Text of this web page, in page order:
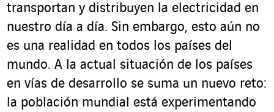
transportan y distribuyen la electricidad en
nuestro día a día. Sin embargo, esto aún no
es una realidad en todos los países del
mundo. A la actual situación de los países
en vías de desarrollo se suma un nuevo reto:
la población mundial está experimentando